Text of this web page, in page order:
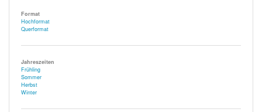
Format
Hochformat
Querformat
Jahreszeiten
Frühling
Sommer
Herbst
Winter